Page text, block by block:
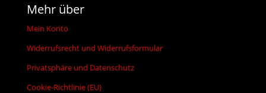
Mehr über
Mein Konto
Widerrufsrecht und Widerrufsformular
Privatsphäre und Datenschutz
Cookie-Richtlinie (EU)